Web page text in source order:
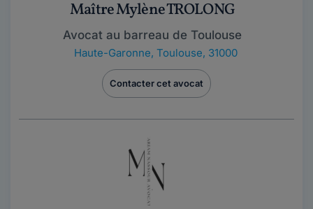
Maître Mylène TROLONG
Avocat au barreau de Toulouse
Haute-Garonne, Toulouse, 31000
Contacter cet avocat